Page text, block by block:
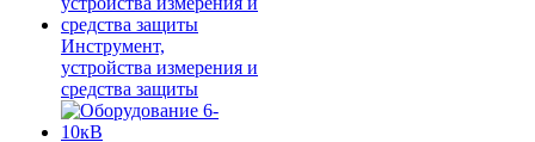
Инструмент,
устройства измерения и
средства защиты